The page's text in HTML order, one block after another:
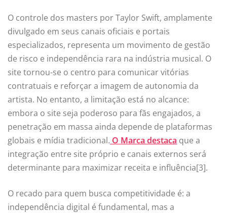
O controle dos masters por Taylor Swift, amplamente
divulgado em seus canais oficiais e portais
especializados, representa um movimento de gestão
de risco e independência rara na indústria musical. O
site tornou-se o centro para comunicar vitórias
contratuais e reforçar a imagem de autonomia da
artista. No entanto, a limitação está no alcance:
embora o site seja poderoso para fãs engajados, a
penetração em massa ainda depende de plataformas
globais e mídia tradicional. O Marca destaca que a
integração entre site próprio e canais externos será
determinante para maximizar receita e influência[3].
O recado para quem busca competitividade é: a
independência digital é fundamental, mas a